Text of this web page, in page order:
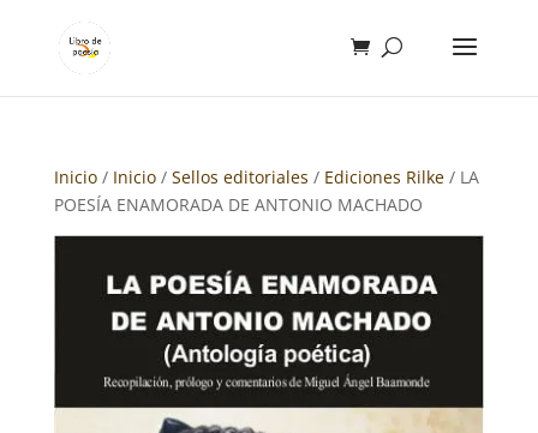
Inicio/ Inicio/ Sellos editoriales / Ediciones Rilke/ LA
POESÍA ENAMORADA DE ANTONIO MACHADO